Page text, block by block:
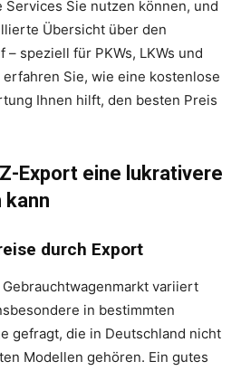
Services Sie nutzen können, und
Übersicht über den
– speziell für PKWs, LKWs und
Sie, wie eine kostenlose
Ihnen hilft, den besten Preis
Export eine lukrativere
kann
durch Export
variiert
in bestimmten
gefragt, die in Deutschland nicht
Modellen gehören. Ein gutes